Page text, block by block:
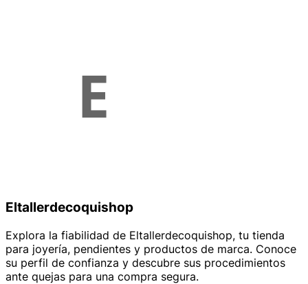
Eltallerdecoquishop
Explora la fiabilidad de Eltallerdecoquishop, tu tienda
para joyería, pendientes y productos de marca. Conoce
su perfil de confianza y descubre sus procedimientos
ante quejas para una compra segura.